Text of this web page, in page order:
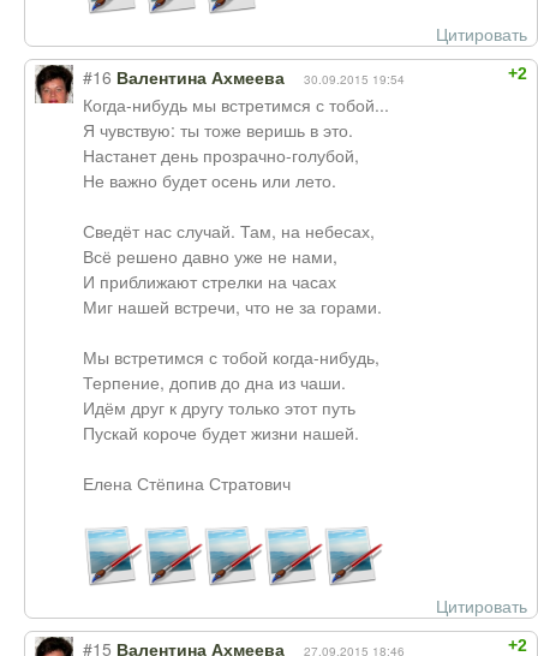
Цитировать
+2
#16 Валентина Ахмеева 30.09.2015 19:54
Когда-нибудь мы встретимся с тобой...
Я чувствую: ты тоже веришь в это.
Настанет день прозрачно-голубой,
Не важно будет осень или лето.
Сведёт нас случай. Там, на небесах,
Всё решено давно уже не нами,
И приближают стрелки на часах
Миг нашей встречи, что не за горами.
Мы встретимся с тобой когда-нибудь,
Терпение, допив до дна из чаши.
Идём друг к другу только этот путь
Пускай короче будет жизни нашей.
Елена Стёпина Стратович
Цитировать
+2
#15 Валентина Ахмеева 27.09.2015 18:46